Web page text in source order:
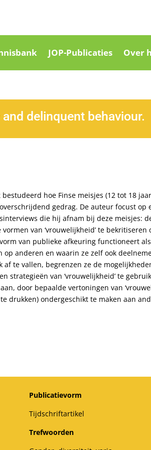
JOP-Publicaties Over
delinquent behaviour.
hoe Finse meisjes (12 tot 18
gedrag. De auteur focust op
die hij afnam bij deze meisjes:
van ‘vrouwelijkheid’ te
van publieke afkeuring functioneert
op anderen en waarin ze zelf ook
af te vallen, begrenzen ze de
strategieën van ‘vrouwelijkheid’ te
door bepaalde vertoningen van
drukken) ondergeschikt te maken aan
Publicatievorm
Tijdschriftartikel
Trefwoorden